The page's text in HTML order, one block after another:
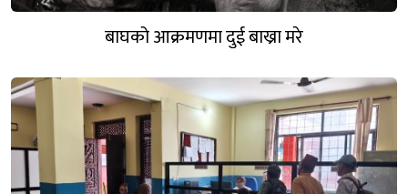
बाघको आक्रमणमा दुई बाख्रा मरे